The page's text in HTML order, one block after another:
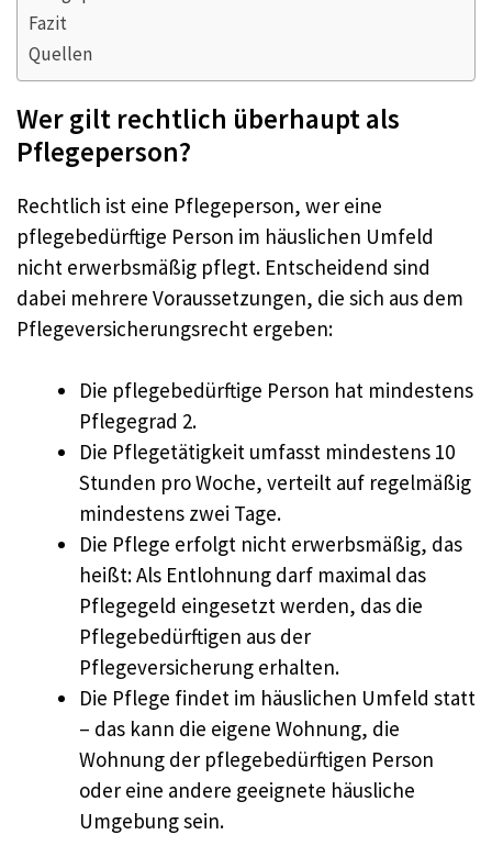
Fazit
Quellen
Wer gilt rechtlich überhaupt als
Pflegeperson?
Rechtlich ist eine Pflegeperson, wer eine
pflegebedürftige Person im häuslichen Umfeld
nicht erwerbsmäßig pflegt. Entscheidend sind
dabei mehrere Voraussetzungen, die sich aus dem
Pflegeversicherungsrecht ergeben:
Die pflegebedürftige Person hat mindestens
Pflegegrad 2.
Die Pflegetätigkeit umfasst mindestens 10
Stunden pro Woche, verteilt auf regelmäßig
mindestens zwei Tage.
Die Pflege erfolgt nicht erwerbsmäßig, das
heißt: Als Entlohnung darf maximal das
Pflegegeld eingesetzt werden, das die
Pflegebedürftigen aus der
Pflegeversicherung erhalten.
Die Pflege findet im häuslichen Umfeld statt
– das kann die eigene Wohnung, die
Wohnung der pflegebedürftigen Person
oder eine andere geeignete häusliche
Umgebung sein.